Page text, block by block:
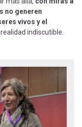
no generen
vivos y el
indiscutible.